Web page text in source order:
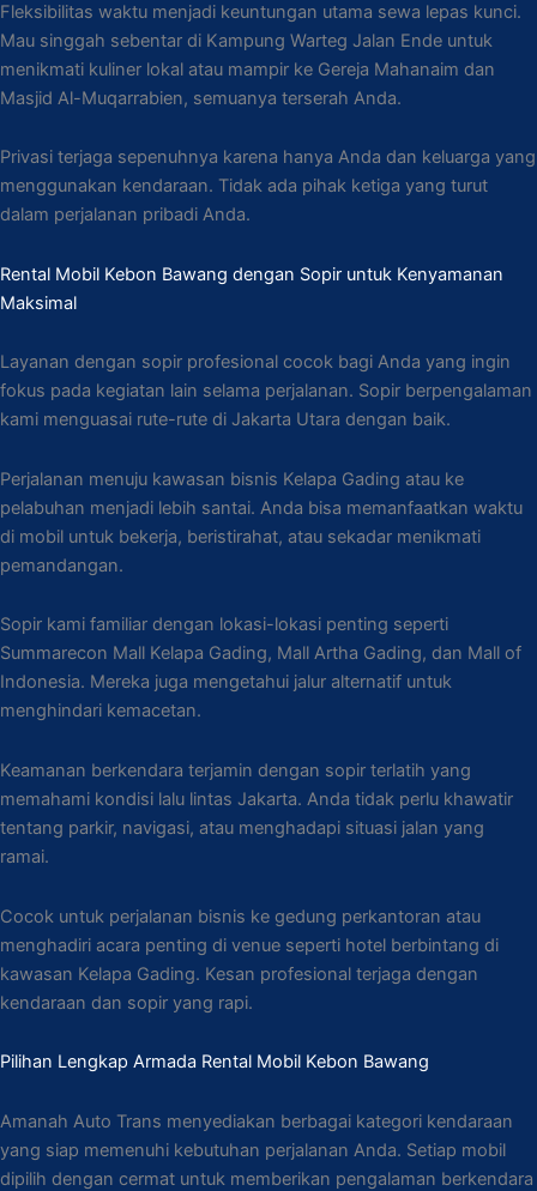
Fleksibilitas waktu menjadi keuntungan utama sewa lepas kunci.
Mau singgah sebentar di Kampung Warteg Jalan Ende untuk
menikmati kuliner lokal atau mampir ke Gereja Mahanaim dan
Masjid Al-Muqarrabien, semuanya terserah Anda.
Privasi terjaga sepenuhnya karena hanya Anda dan keluarga yang
menggunakan kendaraan. Tidak ada pihak ketiga yang turut
dalam perjalanan pribadi Anda.
Rental Mobil Kebon Bawang dengan Sopir untuk Kenyamanan
Maksimal
Layanan dengan sopir profesional cocok bagi Anda yang ingin
fokus pada kegiatan lain selama perjalanan. Sopir berpengalaman
kami menguasai rute-rute di Jakarta Utara dengan baik.
Perjalanan menuju kawasan bisnis Kelapa Gading atau ke
pelabuhan menjadi lebih santai. Anda bisa memanfaatkan waktu
di mobil untuk bekerja, beristirahat, atau sekadar menikmati
pemandangan.
Sopir kami familiar dengan lokasi-lokasi penting seperti
Summarecon Mall Kelapa Gading, Mall Artha Gading, dan Mall of
Indonesia. Mereka juga mengetahui jalur alternatif untuk
menghindari kemacetan.
Keamanan berkendara terjamin dengan sopir terlatih yang
memahami kondisi lalu lintas Jakarta. Anda tidak perlu khawatir
tentang parkir, navigasi, atau menghadapi situasi jalan yang
ramai.
Cocok untuk perjalanan bisnis ke gedung perkantoran atau
menghadiri acara penting di venue seperti hotel berbintang di
kawasan Kelapa Gading. Kesan profesional terjaga dengan
kendaraan dan sopir yang rapi.
Pilihan Lengkap Armada Rental Mobil Kebon Bawang
Amanah Auto Trans menyediakan berbagai kategori kendaraan
yang siap memenuhi kebutuhan perjalanan Anda. Setiap mobil
dipilih dengan cermat untuk memberikan pengalaman berkendara